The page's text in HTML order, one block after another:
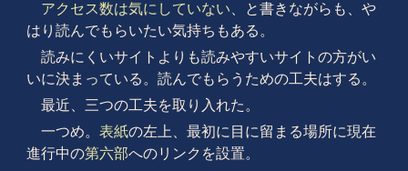
アクセス数は気にしていない 、と書きながらも、や
はり読んでもらいたい気持ちもある。
読みにくいサイトよりも読みやすいサイトの方がい
いに決まっている。読んでもらうための工夫はする。
最近、三つの工夫を取り入れた。
一つめ。 表紙の左上、最初に目に留まる場所に現在
進行中の第六部へのリンクを設置。